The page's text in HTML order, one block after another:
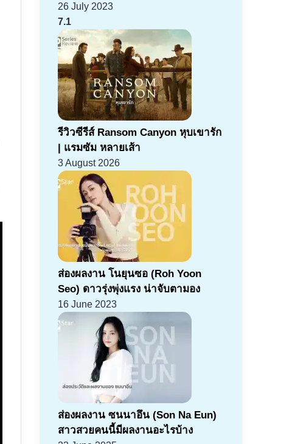
26 July 2023
7.1
รีวิวซีรีส์ Ransom Canyon หุบเขารัก
| แรมซัม หลายเส้า
3 August 2026
ส่องผลงาน โนยุนซอ (Roh Yoon
Seo) ดาวรุ่งพุ่งแรง น่าจับตามอง
16 June 2023
ส่องผลงาน ซนนาอึน (Son Na Eun)
สาวสวยคนนี้มีผลงานอะไรบ้าง